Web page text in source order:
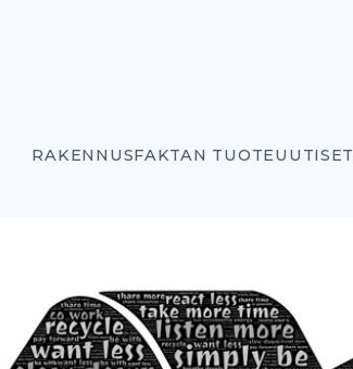
RAKENNUSFAKTAN TUOTEUUTISET